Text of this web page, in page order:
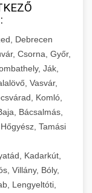
Debrecen
Csorna, Győr,
Ják,
Vasvár,
Komló,
Bácsalmás,
Tamási
Kadarkút,
Villány, Bóly,
Lengyeltóti,